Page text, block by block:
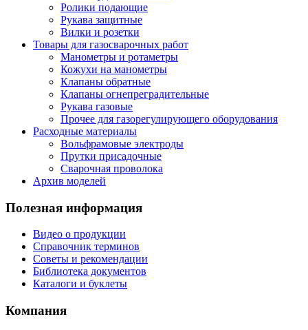
Ролики подающие
Рукава защитные
Вилки и розетки
Товары для газосварочных работ
Манометры и ротаметры
Кожухи на манометры
Клапаны обратные
Клапаны огнепреградительные
Рукава газовые
Прочее для газорегулирующего оборудования
Расходные материалы
Вольфрамовые электроды
Прутки присадочные
Сварочная проволока
Архив моделей
Полезная информация
Видео о продукции
Справочник терминов
Советы и рекомендации
Библиотека документов
Каталоги и буклеты
Компания